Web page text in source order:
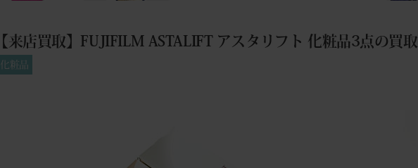
【来店買取】FUJIFILM ASTALIFT アスタリフト 化粧品3点の買取
化粧品